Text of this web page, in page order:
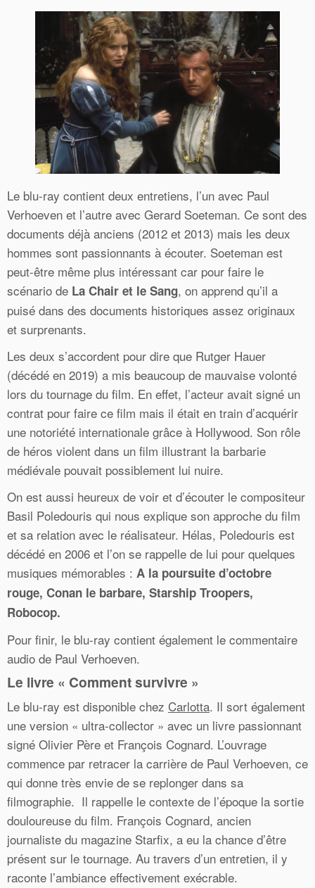
Le blu-ray contient deux entretiens, l’un avec Paul
Verhoeven et l’autre avec Gerard Soeteman. Ce sont des
documents déjà anciens (2012 et 2013) mais les deux
hommes sont passionnants à écouter. Soeteman est
peut-être même plus intéressant car pour faire le
scénario de La Chair et le Sang, on apprend qu’il a
puisé dans des documents historiques assez originaux
et surprenants.
Les deux s’accordent pour dire que Rutger Hauer
(décédé en 2019) a mis beaucoup de mauvaise volonté
lors du tournage du film. En effet, l’acteur avait signé un
contrat pour faire ce film mais il était en train d’acquérir
une notoriété internationale grâce à Hollywood. Son rôle
de héros violent dans un film illustrant la barbarie
médiévale pouvait possiblement lui nuire.
On est aussi heureux de voir et d’écouter le compositeur
Basil Poledouris qui nous explique son approche du film
et sa relation avec le réalisateur. Hélas, Poledouris est
décédé en 2006 et l’on se rappelle de lui pour quelques
musiques mémorables : A la poursuite d’octobre
rouge, Conan le barbare, Starship Troopers,
Robocop.
Pour finir, le blu-ray contient également le commentaire
audio de Paul Verhoeven.
Le livre « Comment survivre »
Le blu-ray est disponible chez Carlotta. Il sort également
une version « ultra-collector » avec un livre passionnant
signé Olivier Père et François Cognard. L’ouvrage
commence par retracer la carrière de Paul Verhoeven, ce
qui donne très envie de se replonger dans sa
filmographie. Il rappelle le contexte de l’époque la sortie
douloureuse du film. François Cognard, ancien
journaliste du magazine Starfix, a eu la chance d’être
présent sur le tournage. Au travers d’un entretien, il y
raconte l’ambiance effectivement exécrable.